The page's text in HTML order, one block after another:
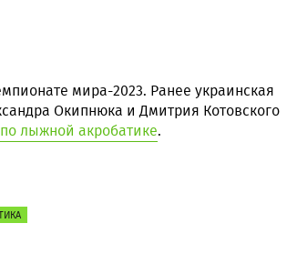
мира-2023. Ранее украинская
Окипнюка и Дмитрия Котовского
лыжной акробатике.